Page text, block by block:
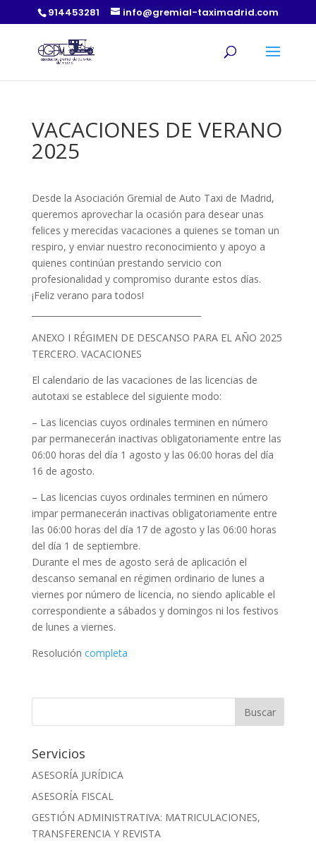
914453281 info@gremial-taximadrid.com
VACACIONES DE VERANO
2025
Desde la Asociación Gremial de Auto Taxi de Madrid,
queremos aprovechar la ocasión para desear unas
felices y merecidas vacaciones a quienes se toman un
respiro, y enviar nuestro reconocimiento y apoyo a
quienes continúan prestando servicio con
profesionalidad y compromiso durante estos días.
¡Feliz verano para todos!
ANEXO I RÉGIMEN DE DESCANSO PARA EL AÑO 2025
TERCERO. VACACIONES
El calendario de las vacaciones de las licencias de
autotaxi se establece del siguiente modo:
– Las licencias cuyos ordinales terminen en número
par permanecerán inactivas obligatoriamente entre las
06:00 horas del día 1 agosto y las 06:00 horas del día
16 de agosto.
– Las licencias cuyos ordinales terminen en número
impar permanecerán inactivas obligatoriamente entre
las 06:00 horas del día 17 de agosto y las 06:00 horas
del día 1 de septiembre.
Durante el mes de agosto será de aplicación el
descanso semanal en régimen ordinario de lunes a
viernes por número de licencia, no siendo aplicable el
correspondiente a sábados y domingos ni los festivos
de lunes a viernes.
Resolución completa
Servicios
ASESORÍA JURÍDICA
ASESORÍA FISCAL
GESTIÓN ADMINISTRATIVA: MATRICULACIONES,
TRANSFERENCIA Y REVISTA